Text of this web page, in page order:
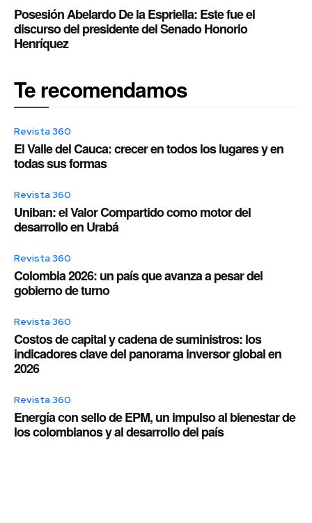
Posesión Abelardo De la Espriella: Este fue el
discurso del presidente del Senado Honorio
Henríquez
Te recomendamos
Revista 360
El Valle del Cauca: crecer en todos los lugares y en
todas sus formas
Revista 360
Uniban: el Valor Compartido como motor del
desarrollo en Urabá
Revista 360
Colombia 2026: un país que avanza a pesar del
gobierno de turno
Revista 360
Costos de capital y cadena de suministros: los
indicadores clave del panorama inversor global en
2026
Revista 360
Energía con sello de EPM, un impulso al bienestar de
los colombianos y al desarrollo del país